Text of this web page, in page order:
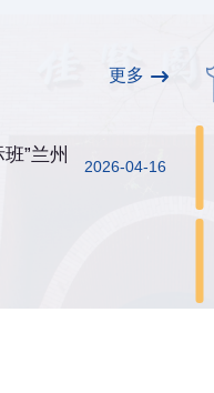
更多
”兰州
2026-04-16